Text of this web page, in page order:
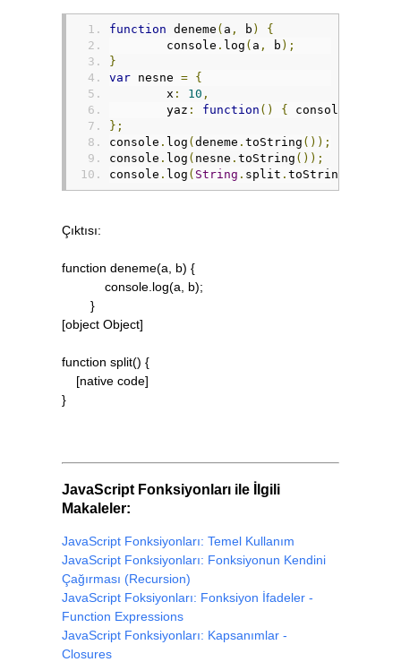
function deneme ( a , b )
{
	console
. log ( a , b );
}
var nesne = {
	x
: 10 ,
	yaz
: function () { console
};
console . log ( deneme . toString ());
console . log ( nesne . toString ());
console . log ( String . split . toString
Çıktısı:
function deneme(a, b) {
console.log(a, b);
}
[object Object]
function split() {
[native code]
}
JavaScript Fonksiyonları ile İlgili
Makaleler:
JavaScript Fonksiyonları: Temel Kullanım
JavaScript Fonksiyonları: Fonksiyonun Kendini
Çağırması (Recursion)
JavaScript Foksiyonları: Fonksiyon İfadeler -
Function Expressions
JavaScript Fonksiyonları: Kapsanımlar -
Closures